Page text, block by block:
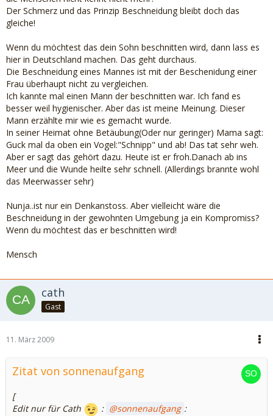
Der Schmerz und das Prinzip Beschneidung bleibt doch das
gleiche!
Wenn du möchtest das dein Sohn beschnitten wird, dann lass es
hier in Deutschland machen. Das geht durchaus.
Die Beschneidung eines Mannes ist mit der Beschenidung einer
Frau überhaupt nicht zu vergleichen.
Ich kannte mal einen Mann der beschnitten war. Ich fand es
besser weil hygienischer. Aber das ist meine Meinung. Dieser
Mann erzählte mir wie es gemacht wurde.
In seiner Heimat ohne Betäubung(Oder nur geringer) Mama sagt:
Guck mal da oben ein Vogel:"Schnipp" und ab! Das tat sehr weh.
Aber er sagt das gehört dazu. Heute ist er froh.Danach ab ins
Meer und die Wunde heilte sehr schnell. (Allerdings brannte wohl
das Meerwasser sehr)
Nunja..ist nur ein Denkanstoss. Aber vielleicht wäre die
Beschneidung in der gewohnten Umgebung ja ein Kompromiss?
Wenn du möchtest das er beschnitten wird!
Mensch
cath
Gast
11. März 2009
Zitat von sonnenaufgang
[
Edit nur für Cath
: sonnenaufgang :